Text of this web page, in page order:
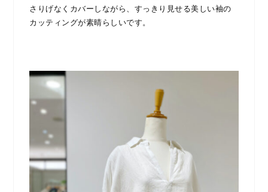
さりげなくカバーしながら、すっきり見せる美しい袖の
カッティングが素晴らしいです。